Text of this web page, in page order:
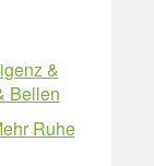
&
Bellen
Ruhe